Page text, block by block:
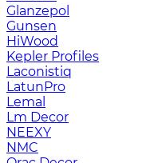
Glanzepol
Gunsen
HiWood
Kepler Profiles
Laconistiq
LatunPro
Lemal
Lm Decor
NEEXY
NMC